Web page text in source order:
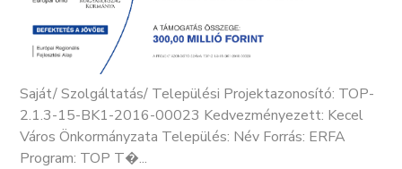
Saját/ Szolgáltatás/ Települési Projektazonosító: TOP-
2.1.3-15-BK1-2016-00023 Kedvezményezett: Kecel
Város Önkormányzata Település: Név Forrás: ERFA
Program: TOP T�...